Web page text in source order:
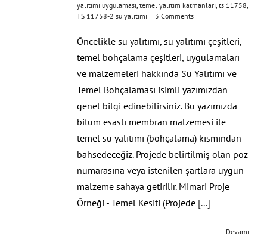
yalıtımı uygulaması, temel yalıtım katmanları, ts 11758,
TS 11758-2 su yalıtımı | 3 Comments
Öncelikle su yalıtımı, su yalıtımı çeşitleri,
temel bohçalama çeşitleri, uygulamaları
ve malzemeleri hakkında Su Yalıtımı ve
Temel Bohçalaması isimli yazımızdan
genel bilgi edinebilirsiniz. Bu yazımızda
bitüm esaslı membran malzemesi ile
temel su yalıtımı (bohçalama) kısmından
bahsedeceğiz. Projede belirtilmiş olan poz
numarasına veya istenilen şartlara uygun
malzeme sahaya getirilir. Mimari Proje
Örneği - Temel Kesiti (Projede [...]
Devamı